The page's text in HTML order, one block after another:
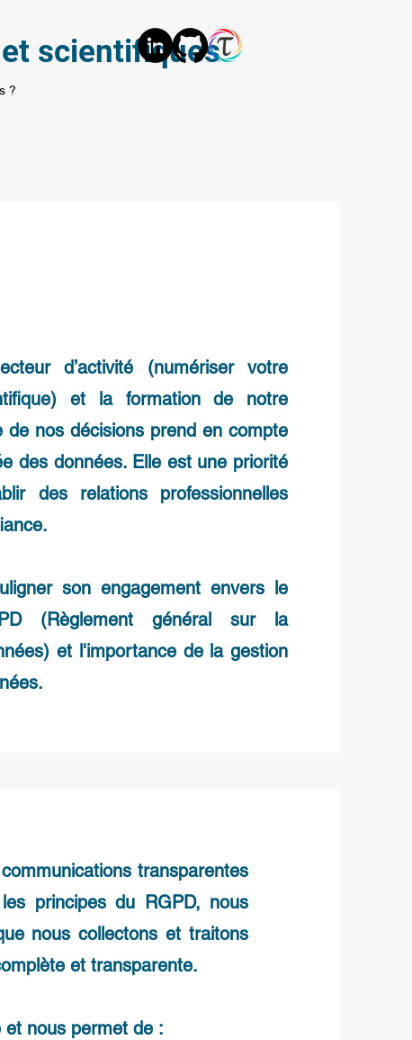
?
scientifiques
d’activité (numériser votre
et la formation de notre
de nos décisions prend en compte
des données. Elle est une priorité
des relations professionnelles
son engagement envers le
(Règlement général sur la
et l'importance de la gestion
transparentes
principes du RGPD, nous
nous collectons et traitons
et transparente.
et nous permet de :